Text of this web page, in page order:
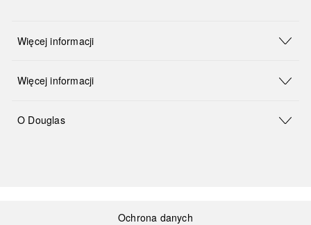
Więcej informacji
Więcej informacji
O Douglas
Ochrona danych